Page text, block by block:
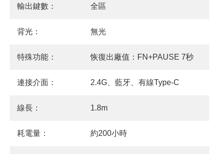
輸出鍵數： 全區
背光： 無光
特殊功能： 恢復出廠值：FN+PAUSE 7秒
連接介面： 2.4G、藍牙、有線Type-C
線長： 1.8m
耗電量： 約200小時